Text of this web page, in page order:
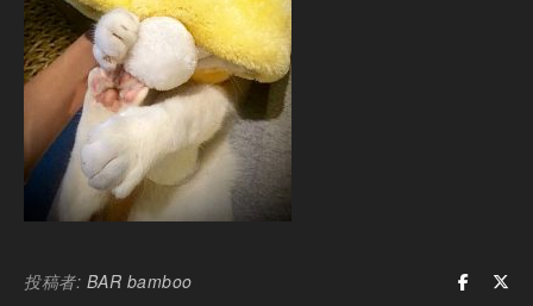
投稿者: BAR bamboo